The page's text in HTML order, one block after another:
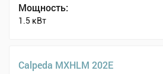
Мощность:
1.5 кВт
Calpeda MXHLM 202E